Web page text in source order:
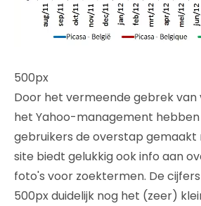
500px
Door het vermeende gebrek van
het Yahoo-management
gebruikers de overstap gemaakt
site biedt gelukkig ook info aan
foto's voor zoektermen. De
500px duidelijk nog het (zeer)